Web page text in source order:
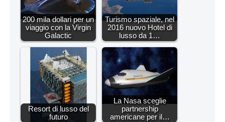
200 mila dollari per un
viaggio con la Virgin
Galactic
Turismo spaziale, nel
2016 nuovo Hotel di
lusso da 1…
Resort di lusso del
futuro
La Nasa sceglie
partnership
americane per il…